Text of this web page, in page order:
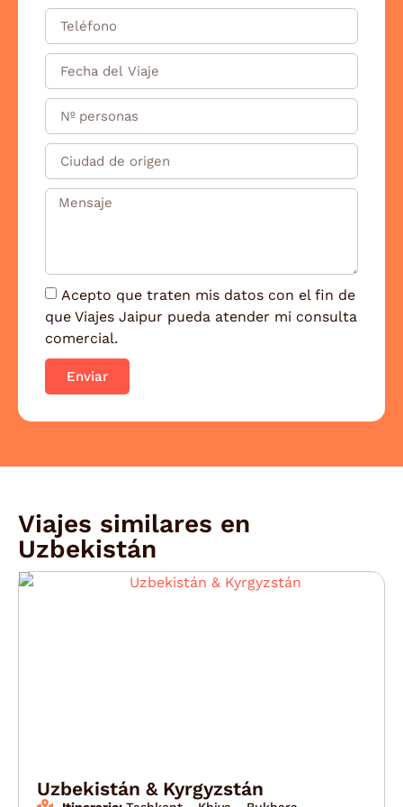
Acepto que traten mis datos con el fin de
que Viajes Jaipur pueda atender mi consulta
comercial.
Enviar
Viajes similares en
Uzbekistán
Uzbekistán & Kyrgyzstán